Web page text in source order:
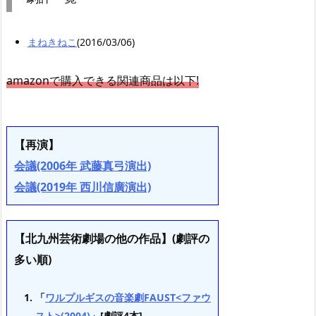
まねきねこ(2016/03/06)
amazonで購入できる関連商品は以下!
【再演】
会議(2006年 武藤真弓演出)
会議(2019年 西川信廣演出)
【北九州芸術劇場の他の作品】(劇評の
多い順)
「ワルプルギスの音楽劇FAUST<ファウ